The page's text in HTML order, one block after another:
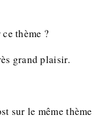
thème ?
grand plaisir.
sur le même thème